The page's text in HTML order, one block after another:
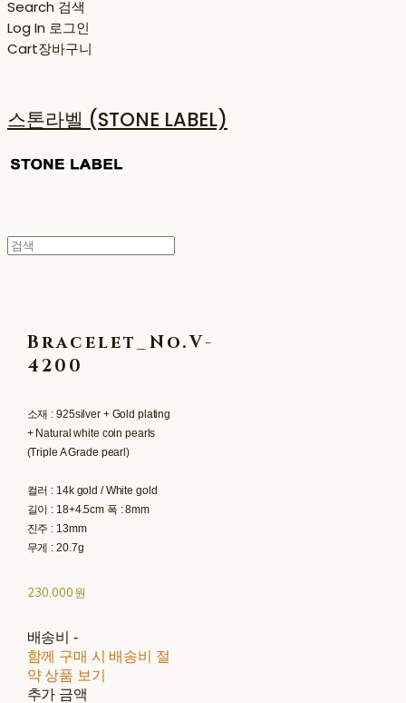
Search 검색
Log In 로그인
Cart장바구니
스톤라벨 (STONE LABEL)
Bracelet_No.V-
4200
소재 : 925silver + Gold plating
+ Natural white coin pearls
(Triple A Grade pearl)
컬러 : 14k gold / White gold
길이 : 18+4.5cm 폭 : 8mm
진주 : 13mm
무게 : 20.7g
230,000원
배송비 -
함께 구매 시 배송비 절
약 상품 보기
추가 금액